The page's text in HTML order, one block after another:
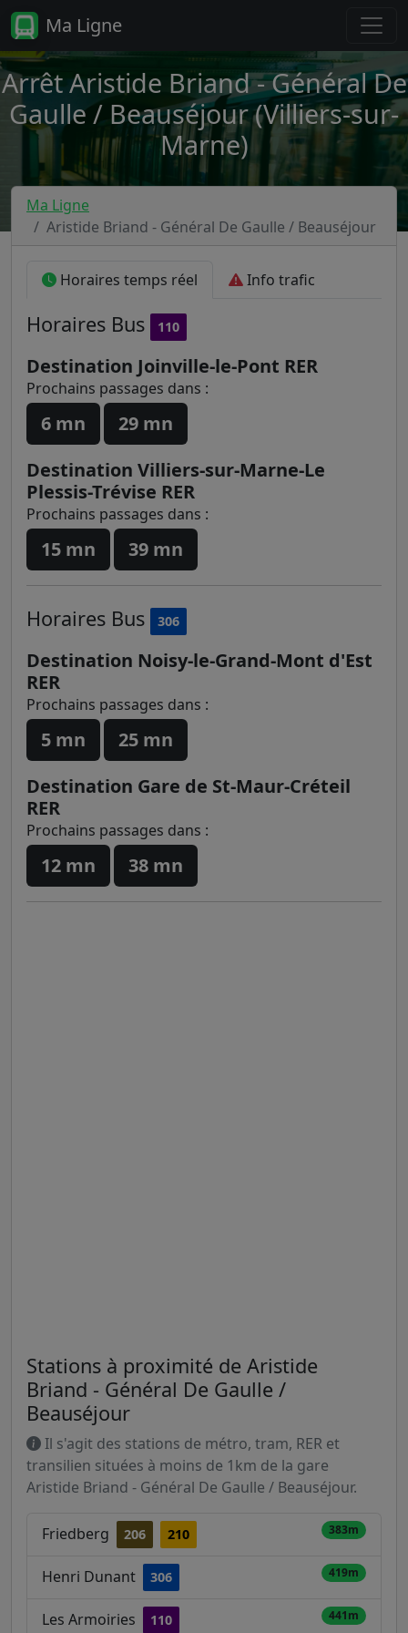
Ma Ligne
Arrêt Aristide Briand - Général De
Gaulle / Beauséjour (Villiers-sur-
Marne)
Ma Ligne
Aristide Briand - Général De Gaulle / Beauséjour
Horaires temps réel Info trafic
Horaires Bus 110
Destination Joinville-le-Pont RER
Prochains passages dans :
6 mn
29 mn
Destination Villiers-sur-Marne-Le
Plessis-Trévise RER
Prochains passages dans :
15 mn 39 mn
Horaires Bus 306
Destination Noisy-le-Grand-Mont d'Est
RER
Prochains passages dans :
5 mn
25 mn
Destination Gare de St-Maur-Créteil
RER
Prochains passages dans :
12 mn 38 mn
Stations à proximité de Aristide
Briand - Général De Gaulle /
Beauséjour
Il s'agit des stations de métro, tram, RER et
transilien situées à moins de 1km de la gare
Aristide Briand - Général De Gaulle / Beauséjour.
Friedberg 206 210 383m
Henri Dunant 306 419m
Les Armoiries 110 441m